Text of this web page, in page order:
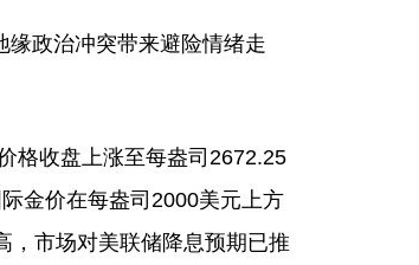
政治冲突带来避险情绪走
格收盘上涨至每盎司2672.25
金价在每盎司2000美元上方
，市场对美联储降息预期已推